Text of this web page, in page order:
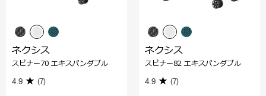
ネクシス
スピナー70 エキスパンダブル
4.9 (7)
ネクシス
スピナー82 エキスパンダブル
4.9 (7)